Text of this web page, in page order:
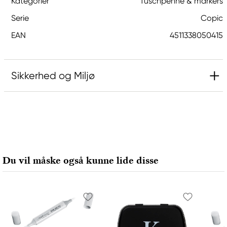
Serie
Copic
EAN
4511338050415
Sikkerhed og Miljø
65205 Wiesbaden, Germany
export@holtz-gmbh.de
Producent
Du vil måske også kunne lide disse